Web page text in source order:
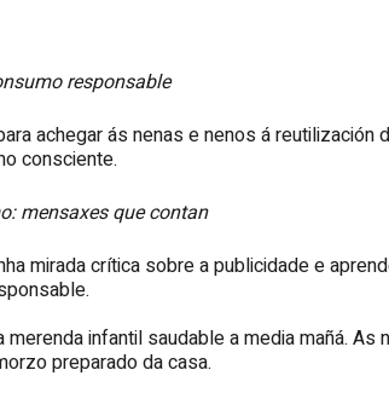
responsable
achegar ás nenas e nenos á reutilización
consciente.
mensaxes que contan
mirada crítica sobre a publicidade e
infantil saudable a media mañá. As
preparado da casa.